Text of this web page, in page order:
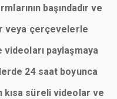
başındadır ve
veya çerçevelerle
paylaşmaya
24 saat boyunca
süreli videolar ve